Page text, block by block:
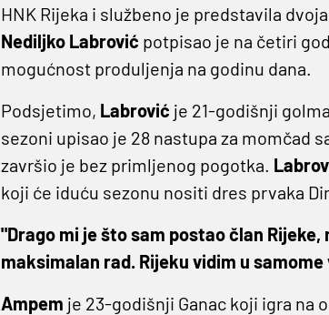
HNK Rijeka i službeno je predstavila
Nediljko Labrović potpisao je na četiri
mogućnost produljenja na godinu dana.
Podsjetimo, Labrović je 21-godišnji
sezoni upisao je 28 nastupa za momčad
završio je bez primljenog pogotka.
koji će iduću sezonu nositi dres prvaka
"Drago mi je što sam postao član
maksimalan rad. Rijeku vidim u samome
Ampem je 23-godišnji Ganac koji igra na